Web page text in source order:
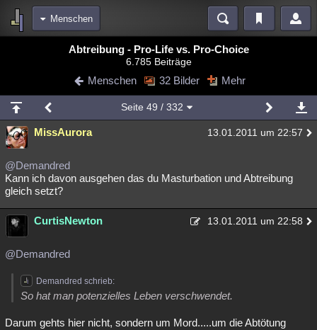
Menschen
Blogs Videos
Chat Wiki Neuigkeiten
meine Rubriken
Menschen Wissenschaft Mystery Kriminalfälle
Spiritualität
Natur Umfragen
weitere Rubriken
Philosophie
Musik Verbesserungen Allmystery
Abtreibung - Pro-Life vs. Pro-Choice
6.785 Beiträge
Menschen 32 Bilder Mehr
Seite 49 / 332
MissAurora 13.01.2011 um 22:57
@Demandred
Kann ich davon ausgehen das du Masturbation und Abtreibung
gleich setzt?
CurtisNewton 13.01.2011 um 22:58
@Demandred
Demandred schrieb:
So hat man potenzielles Leben verschwendet.
Darum gehts hier nicht, sondern um Mord.....um die Abtötung